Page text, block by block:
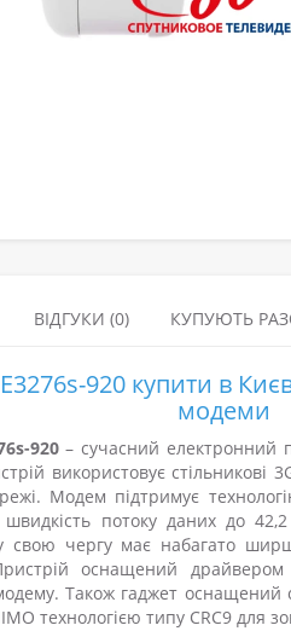
ВІДГУКИ (0) КУПУЮТЬ
920 купити в
модеми
920 – сучасний електронний
використовує
Модем підтримує
потоку даних до
свою чергу має набагато
оснащений
Також гаджет оснащений
технологією типу CRC9 для